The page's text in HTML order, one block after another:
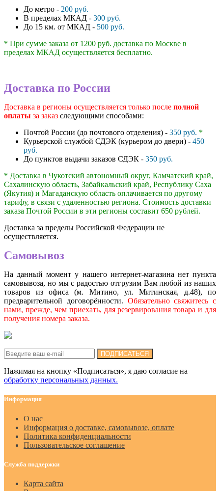
До метро - 200 руб.
В пределах МКАД - 300 руб.
До 15 км. от МКАД - 500 руб.
* При сумме заказа от 1200 руб. доставка по Москве в
пределах МКАД осуществляется бесплатно.
Доставка по России
Доставка в регионы осуществляется только после полной
оплаты за заказ следующими способами:
Почтой России (до почтового отделения) - 350 руб. *
Курьерской службой СДЭК (курьером до двери) - 450
руб.
До пунктов выдачи заказов СДЭК - 350 руб.
* Доставка в Чукотский автономный округ, Камчатский край,
Сахалинскую область, Забайкальский край, Республику Саха
(Якутия) и Магаданскую область оплачивается по другому
тарифу, в связи с удаленностью региона. Стоимость доставки
заказа Почтой России в эти регионы составит 650 рублей.
Доставка за пределы Российской Федерации не
осуществляется.
Самовывоз
На данный момент у нашего интернет-магазина нет пункта
самовывоза, но мы с радостью отгрузим Вам любой из наших
товаров из офиса (м. Митино, ул. Митинская, д.48), по
предварительной договорённости. Обязательно свяжитесь с
нами, прежде, чем приехать, для резервирования товара и для
получения номера заказа.
ПОДПИСАТЬСЯ
Нажимая на кнопку «Подписаться», я даю cогласие на
обработку персональных данных.
Информация
О нас
Информация о доставке, самовывозе, оплате
Политика конфиденциальности
Пользовательское соглашение
Служба поддержки
Карта сайта